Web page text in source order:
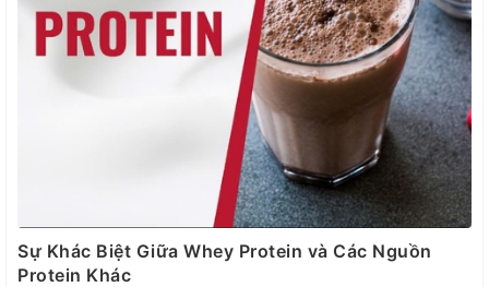
Sự Khác Biệt Giữa Whey Protein và Các Nguồn
Protein Khác